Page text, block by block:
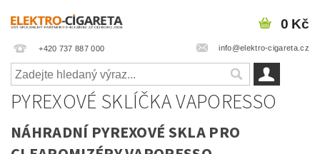
+420 737 887 000 info@elektro-cigareta.cz
0 Kč
PYREXOVÉ SKLÍČKA VAPORESSO
NÁHRADNÍ PYREXOVÉ SKLA PRO